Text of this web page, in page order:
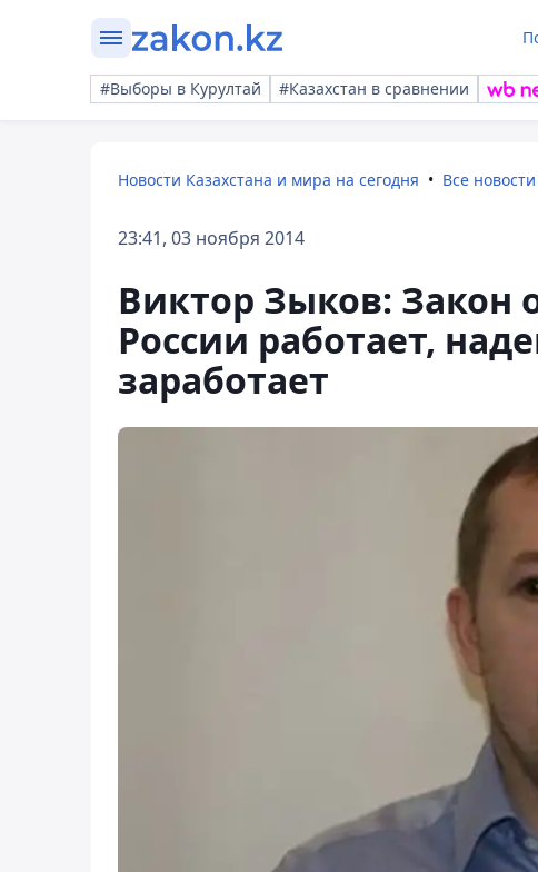
#Выборы в Курултай #Казахстан в сравнении
Новости Казахстана и мира на сегодня Все новости
23:41, 03 ноября 2014
Виктор Зыков: Закон
России работает,
заработает